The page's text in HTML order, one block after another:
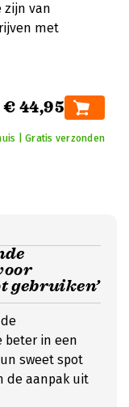
zijn van
met
€ 44,95
| Gratis verzonden
gebruiken’
beter in een
sweet spot
de aanpak uit